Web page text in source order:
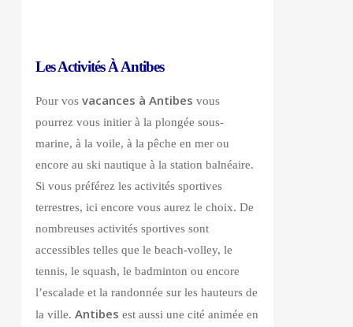
Les Activités À Antibes
Pour vos vacances à Antibes vous
pourrez vous initier à la plongée sous-
marine, à la voile, à la pêche en mer ou
encore au ski nautique à la station balnéaire.
Si vous préférez les activités sportives
terrestres, ici encore vous aurez le choix. De
nombreuses activités sportives sont
accessibles telles que le beach-volley, le
tennis, le squash, le badminton ou encore
l’escalade et la randonnée sur les hauteurs de
la ville. Antibes est aussi une cité animée en